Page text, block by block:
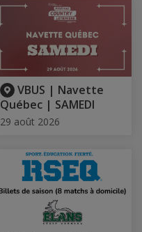
VBUS | Navette
Québec | SAMEDI
29 août 2026